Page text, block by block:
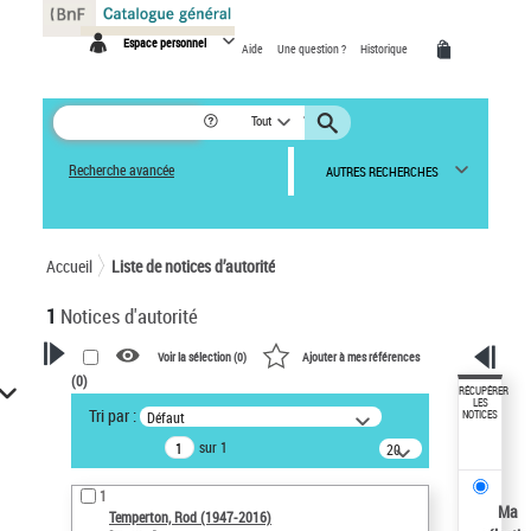
Espace personnel Aide Une question ? Historique
Tout
Recherche avancée AUTRES RECHERCHES
Accueil Liste de notices d’autorité
1 Notices d'autorité
VOTRE RECHERCHE
Recherche avancée dans les
notices d’autorité
Œuvres liées à l'auteur :
Temperton, Rod (1947-2016)
Voir la sélection (0) Ajouter à mes références
(0)
Tri par : Défaut
sur 1
20
résultats/page
1
Temperton, Rod (1947-2016)
RÉCUPÉRER
LES
NOTICES
Ma
Panneau de gestion des cookies